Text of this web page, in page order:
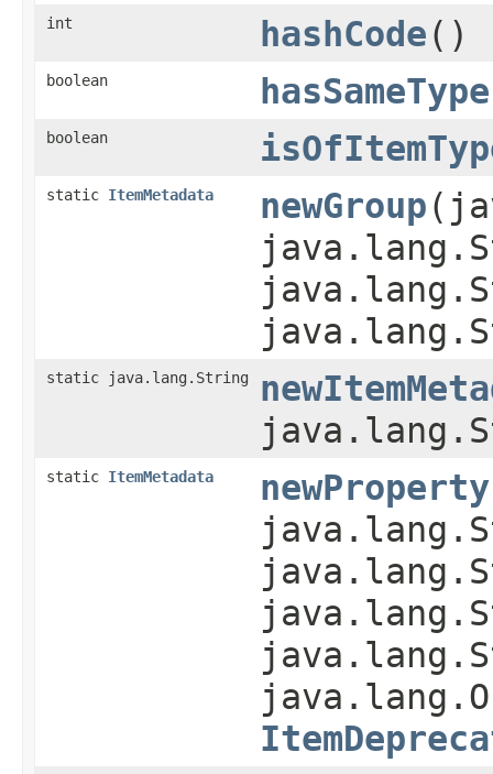
int hashCode()
boolean hasSameType
boolean
static ItemMetadata newGroup
static java.lang.String
static ItemMetadata newProperty